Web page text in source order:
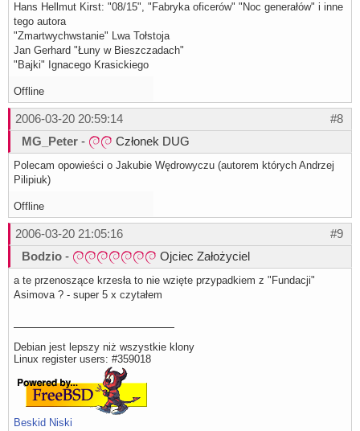
Hans Hellmut Kirst: "08/15", "Fabryka oficerów" "Noc generałów" i inne
tego autora
"Zmartwychwstanie" Lwa Tołstoja
Jan Gerhard "Łuny w Bieszczadach"
"Bajki" Ignacego Krasickiego
Offline
#8
2006-03-20 20:59:14
MG_Peter - Członek DUG
Polecam opowieści o Jakubie Wędrowyczu (autorem których Andrzej
Pilipiuk)
Offline
#9
2006-03-20 21:05:16
Bodzio - Ojciec Założyciel
a te przenoszące krzesła to nie wzięte przypadkiem z "Fundacji"
Asimova ? - super 5 x czytałem
Debian jest lepszy niż wszystkie klony
Linux register users: #359018
Beskid Niski